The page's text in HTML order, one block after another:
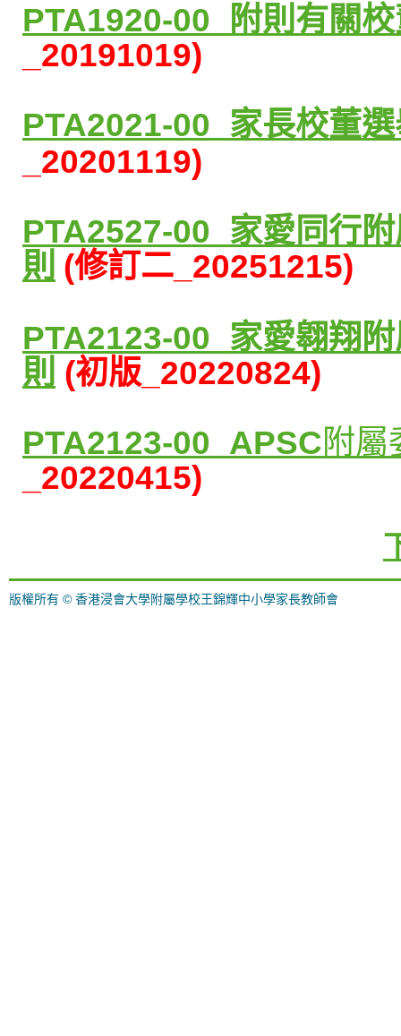
PTA1920-00_
附則有關
20191019)
PTA2021-00_ 家長校董
_20201119)
PTA2527-00_家愛同行
則 (修訂二_20251215)
PTA2123-00_家愛翱翔
則 (初版 _20220824)
PTA2123-00_APSC附
_20220415)
版權所有 © 香港浸會大學附屬學校王錦輝中小學家長教師會